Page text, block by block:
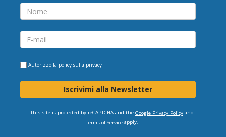
Autorizzo la policy sulla privacy
Iscrivimi alla Newsletter
This site is protected by reCAPTCHA and the Google Privacy Policyand
Terms of Serviceapply.